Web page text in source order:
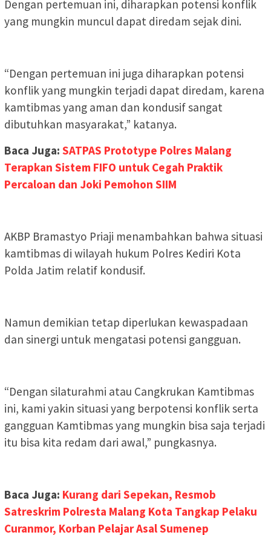
Dengan pertemuan ini, diharapkan potensi konflik
yang mungkin muncul dapat diredam sejak dini.
“Dengan pertemuan ini juga diharapkan potensi
konflik yang mungkin terjadi dapat diredam, karena
kamtibmas yang aman dan kondusif sangat
dibutuhkan masyarakat,” katanya.
Baca Juga: SATPAS Prototype Polres Malang
Terapkan Sistem FIFO untuk Cegah Praktik
Percaloan dan Joki Pemohon SIIM
AKBP Bramastyo Priaji menambahkan bahwa situasi
kamtibmas di wilayah hukum Polres Kediri Kota
Polda Jatim relatif kondusif.
Namun demikian tetap diperlukan kewaspadaan
dan sinergi untuk mengatasi potensi gangguan.
“Dengan silaturahmi atau Cangkrukan Kamtibmas
ini, kami yakin situasi yang berpotensi konflik serta
gangguan Kamtibmas yang mungkin bisa saja terjadi
itu bisa kita redam dari awal,” pungkasnya.
Baca Juga: Kurang dari Sepekan, Resmob
Satreskrim Polresta Malang Kota Tangkap Pelaku
Curanmor, Korban Pelajar Asal Sumenep